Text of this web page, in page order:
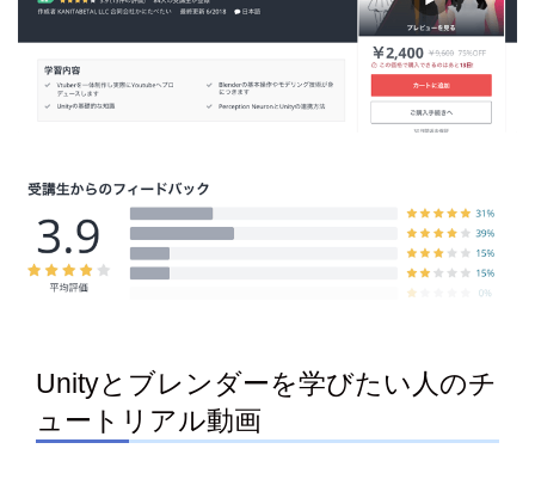
Unityとブレンダーを学びたい人のチ
ュートリアル動画